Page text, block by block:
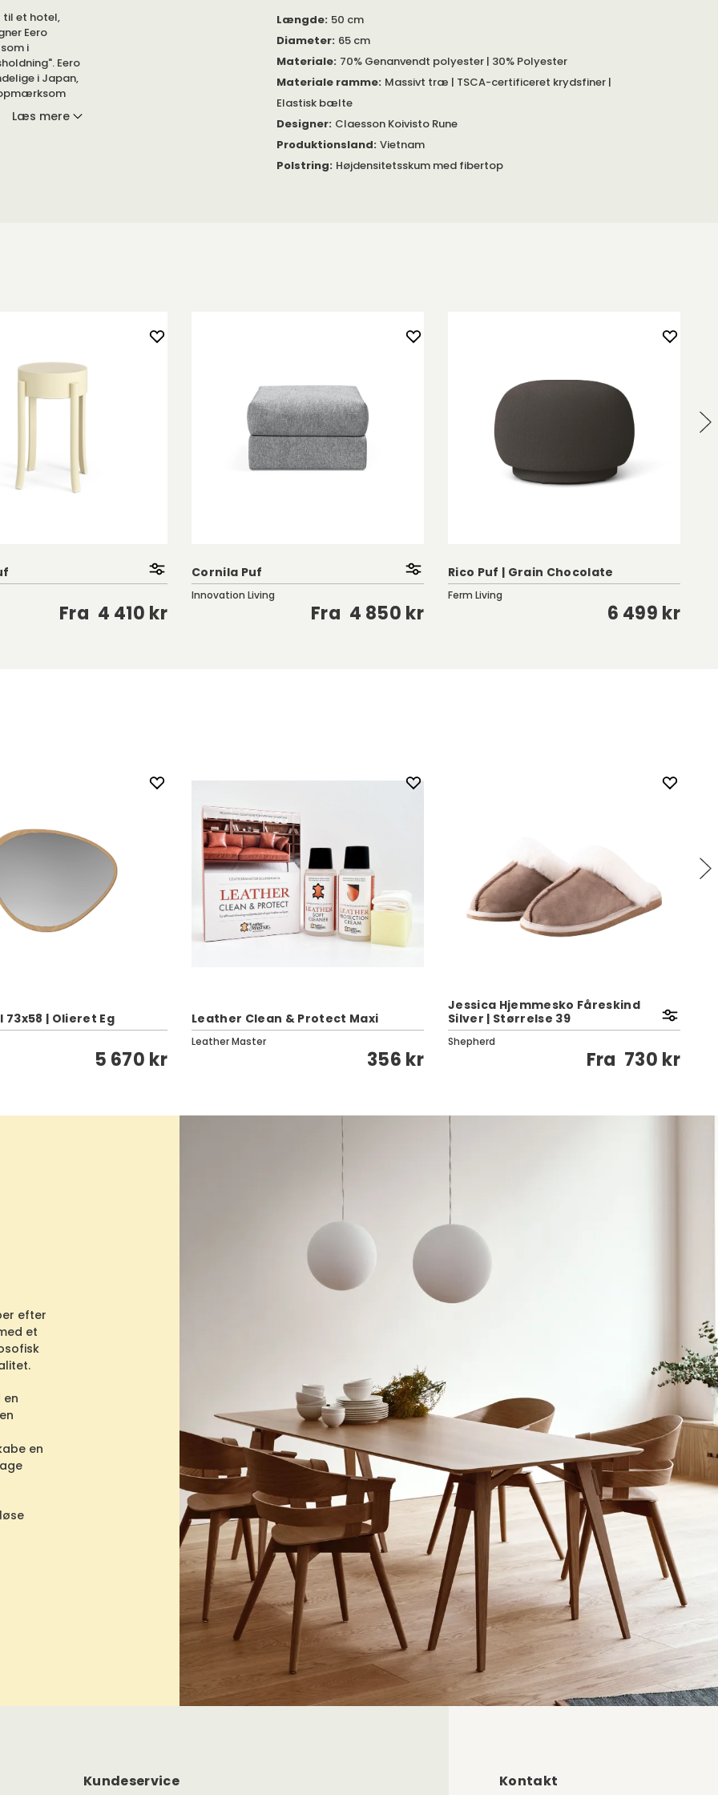
til et hotel,
Eero
i
Eero
i Japan,
af
ved
i farverne
Læs mere
Længde: 50 cm
Diameter: 65 cm
Materiale: 70% Genanvendt polyester | 30% Polyester
Materiale ramme: Massivt træ | TSCA-certificeret krydsfiner |
Elastisk bælte
Designer: Claesson Koivisto Rune
Produktionsland: Vietnam
Polstring: Højdensitetsskum med fibertop
Fra 4 410 kr
Cornila Puf
Innovation Living
Fra 4 850 kr
Rico Puf | Grain Chocolate
Ferm Living
6 499 kr
73x58 | Olieret Eg
5 670 kr
Leather Clean & Protect Maxi
Leather Master
356 kr
Jessica Hjemmesko Fåreskind
Silver | Størrelse 39
Shepherd
Fra 730 kr
efter
et
en
en
Kundeservice Kontakt